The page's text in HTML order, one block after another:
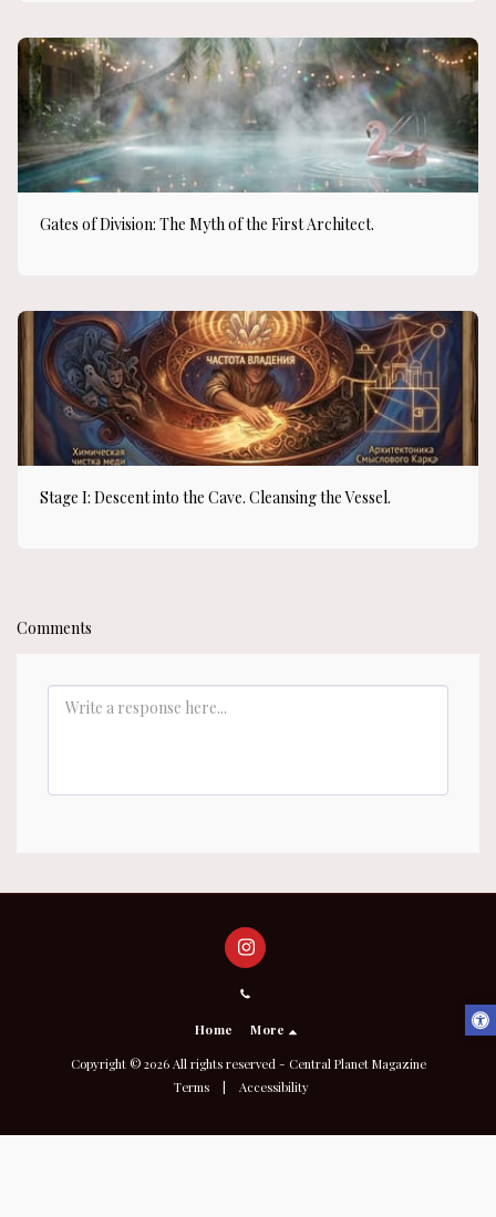
Gates of Division: The Myth of the First Architect.
Stage I: Descent into the Cave. Cleansing the Vessel.
Comments
Home More
Copyright © 2026 All rights reserved - Central Planet Magazine
Terms
Accessibility